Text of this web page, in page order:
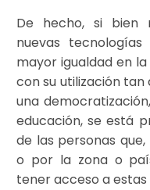
De hecho, si bien
nuevas
mayor igualdad en
con su utilización
una
educación, se está
de las personas
o por la zona o
tener acceso a